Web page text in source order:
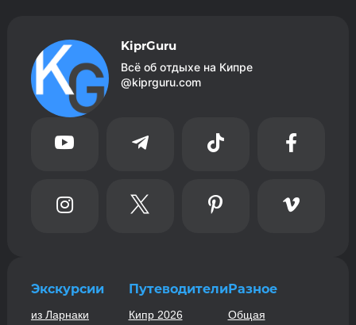
KiprGuru
Всё об отдыхе на Кипре
@kiprguru.com
   
   
Экскурсии
из Ларнаки
Путеводители
Кипр 2026
Разное
Общая